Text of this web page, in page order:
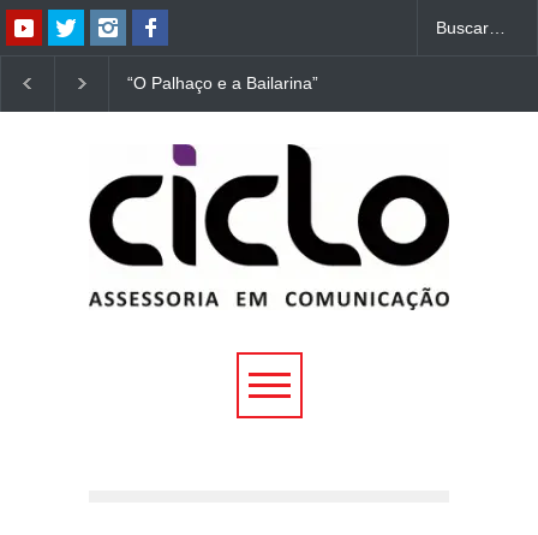
“O Palhaço e a Bailarina”
estreia hoje (1º) em
Uberlândia
Uberlândia